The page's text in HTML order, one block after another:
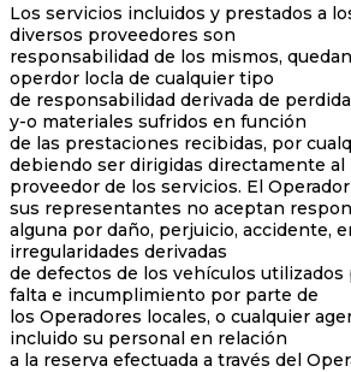
Los servicios incluidos y prestados a
diversos proveedores son
responsabilidad de los mismos,
operdor locla de cualquier tipo
de responsabilidad derivada de
y-o materiales sufridos en función
de las prestaciones recibidas, por
debiendo ser dirigidas directamente al
proveedor de los servicios. El
sus representantes no aceptan
alguna por daño, perjuicio, accidente,
irregularidades derivadas
de defectos de los vehículos utilizados
falta e incumplimiento por parte de
los Operadores locales, o cualquier
incluido su personal en relación
a la reserva efectuada a través del